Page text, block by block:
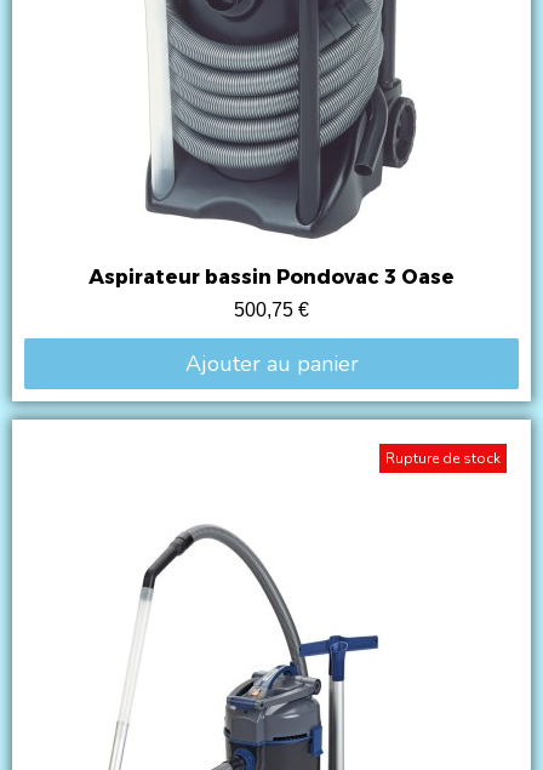
Aspirateur bassin Pondovac 3 Oase
500,75 €
Ajouter au panier
Rupture de stock